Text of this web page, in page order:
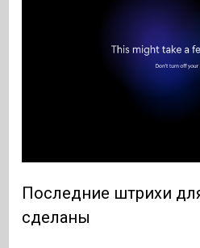
Последние штрихи
сделаны